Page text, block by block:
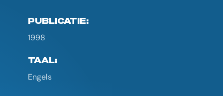
PUBLICATIE:
1998
TAAL:
Engels